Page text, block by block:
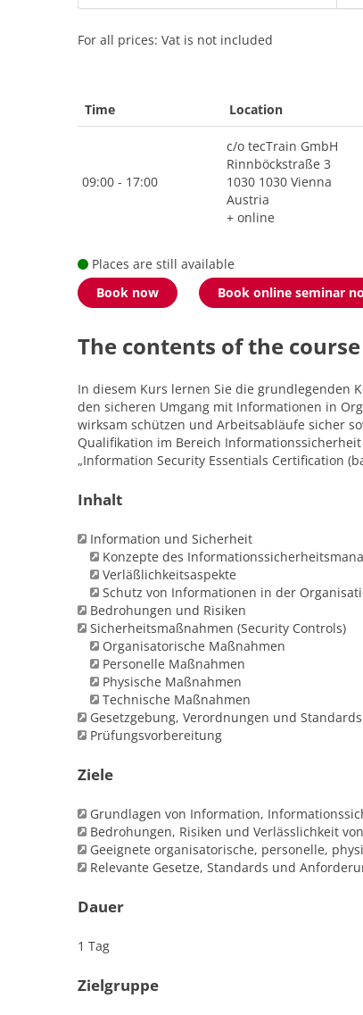
For all prices: Vat is not included
Time Location
09:00 - 17:00
c/o tecTrain GmbH
Rinnböckstraße 3
1030 1030 Vienna
Austria
+ online
Places are still available
Book now
Book online seminar
The contents of the course
In diesem Kurs lernen Sie die grundlegenden
den sicheren Umgang mit Informationen in
wirksam schützen und Arbeitsabläufe sicher
Qualifikation im Bereich
„Information Security Essentials Certification
Inhalt
Information und Sicherheit
Konzepte des
Verläßlichkeitsaspekte
Schutz von Informationen in der
Bedrohungen und Risiken
Sicherheitsmaßnahmen (Security Controls)
Organisatorische Maßnahmen
Personelle Maßnahmen
Physische Maßnahmen
Technische Maßnahmen
Gesetzgebung, Verordnungen und Standards
Prüfungsvorbereitung
Ziele
Grundlagen von Information,
Bedrohungen, Risiken und Verlässlichkeit
Geeignete organisatorische, personelle,
Relevante Gesetze, Standards und
Dauer
1 Tag
Zielgruppe